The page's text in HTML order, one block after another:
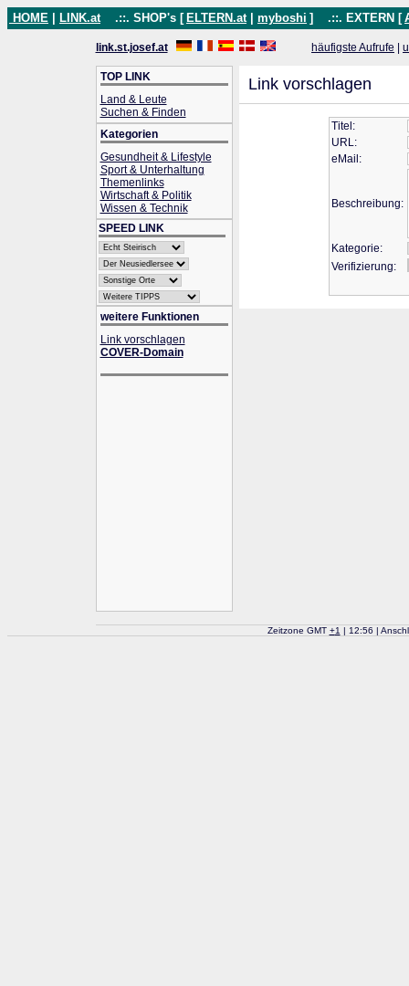
HOME LINK.at .::. SHOP's [ ELTERN.at myboshi ] .::. EXTERN [
link.st.josef.at häufigste Aufrufe
TOP LINK
Land & Leute
Suchen & Finden
Kategorien
Gesundheit & Lifestyle
Sport & Unterhaltung
Themenlinks
Wirtschaft & Politik
Wissen & Technik
SPEED LINK
weitere Funktionen
Link vorschlagen
COVER-Domain
Link vorschlagen
Titel:
URL:
eMail:
Beschreibung:
Kategorie:
Verifizierung:
Zeitzone GMT +1 | 12:56 |